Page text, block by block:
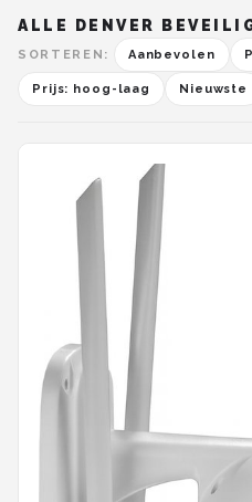
ALLE DENVER
SORTEREN: Aanbevolen
Prijs: hoog-laag Nieuwste